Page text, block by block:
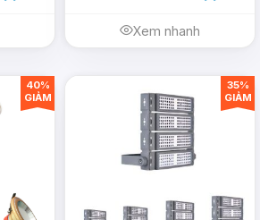
Xem nhanh
40%
GIẢM
35%
GIẢM